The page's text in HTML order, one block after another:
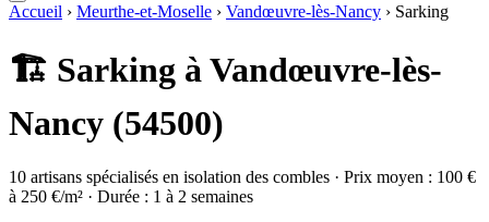
Accueil › Meurthe-et-Moselle › Vandœuvre-lès-Nancy › Sarking
🏗️ Sarking à Vandœuvre-lès-
Nancy (54500)
10 artisans spécialisés en isolation des combles · Prix moyen : 100 €
à 250 €/m² · Durée : 1 à 2 semaines